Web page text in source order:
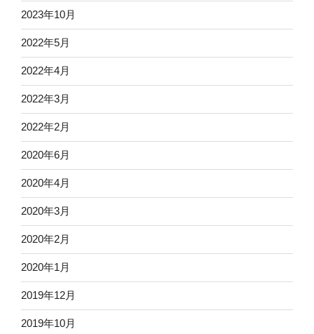
2023年10月
2022年5月
2022年4月
2022年3月
2022年2月
2020年6月
2020年4月
2020年3月
2020年2月
2020年1月
2019年12月
2019年10月